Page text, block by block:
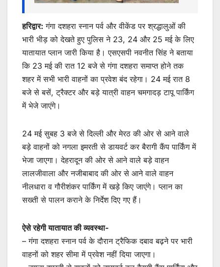
हरिद्वार: गंगा दशहरा स्नान पर्व और वीकेंड पर श्रद्धालुओं की
भारी भीड़ को देखते हुए पुलिस ने 23, 24 और 25 मई के लिए
यातायात प्लान जारी किया है। एसएसपी नवनीत सिंह ने बताया
कि 23 मई की रात 12 बजे से गंगा दशहरा समाप्त होने तक
शहर में सभी भारी वाहनों का प्रवेश बंद रहेगा। 24 मई रात 8
बजे से बसें, ट्रैक्टर और बड़े यात्री वाहन चमगादड़ टापू पार्किंग
में भेजे जाएंगे।
24 मई सुबह 3 बजे से दिल्ली और मेरठ की ओर से आने वाले
बड़े वाहनों को नगला इमरती से डायवर्ट कर बैरागी कैंप पार्किंग में
भेजा जाएगा। देहरादून की ओर से आने वाले बड़े वाहन
लालजीवाला और नजीबाबाद की ओर से आने वाले वाहन
नीलधारा व गौरीशंकर पार्किंग में खड़े किए जाएंगे। प्लान का
सख्ती से पालन कराने के निर्देश दिए गए हैं।
ऐसे रहेगी यातायात की व्यवस्था-
– गंगा दशहरा स्नान पर्व के दौरान ट्रैफिक दबाव बढ़ने पर भारी
वाहनों को शहर सीमा में प्रवेश नहीं दिया जाएगा।